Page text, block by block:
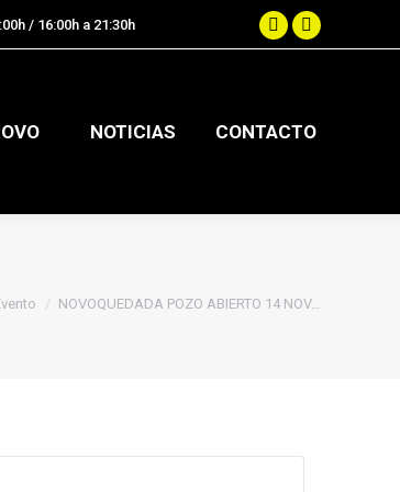
/ 16:00h a 21:30h
Facebook
in
Instagram
in
NOTICIAS CONTACTO
NOVOQUEDADA POZO ABIERTO 14 NOV…